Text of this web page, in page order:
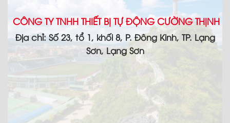
CÔNG TY TNHH THIẾT BỊ TỰ ĐỘNG CƯỜNG THỊNH
Địa chỉ: Số 23, tổ 1, khối 8, P. Đông Kinh, TP. Lạng
Sơn, Lạng Sơn